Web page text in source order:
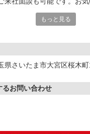
もっと見る
県さいたま市大宮区桜木
るお問い合わせ